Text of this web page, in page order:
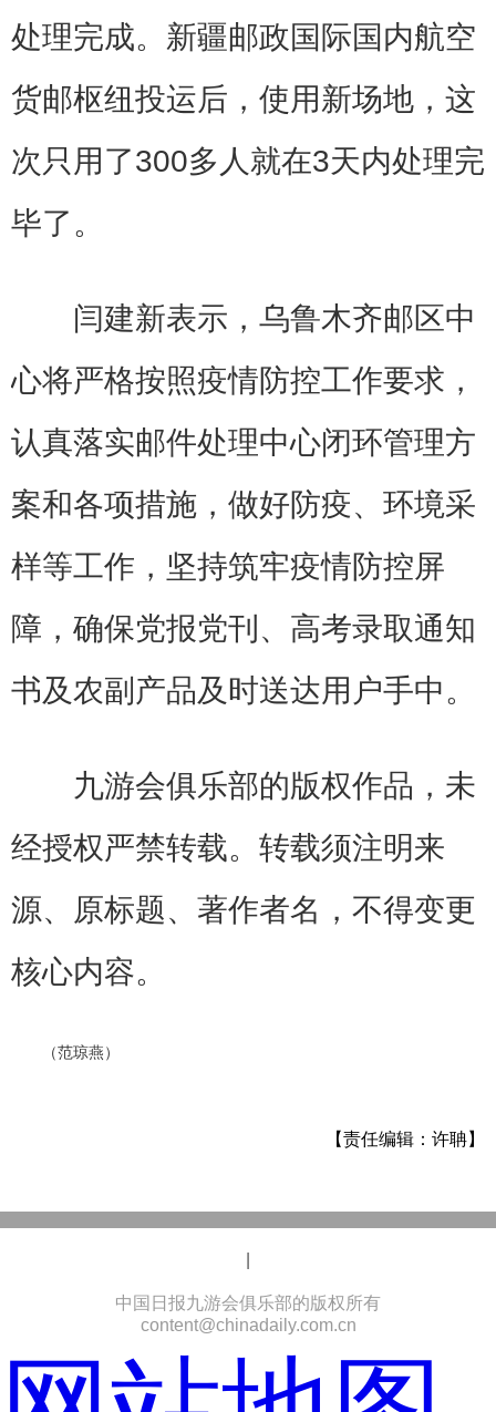
处理完成。新疆邮政国际国内航空
货邮枢纽投运后，使用新场地，这
次只用了300多人就在3天内处理完
毕了。
闫建新表示，乌鲁木齐邮区中
心将严格按照疫情防控工作要求，
认真落实邮件处理中心闭环管理方
案和各项措施，做好防疫、环境采
样等工作，坚持筑牢疫情防控屏
障，确保党报党刊、高考录取通知
书及农副产品及时送达用户手中。
九游会俱乐部的版权作品，未
经授权严禁转载。转载须注明来
源、原标题、著作者名，不得变更
核心内容。
（范琼燕）
【责任编辑：许聃】
中国日报九游会俱乐部的版权所有
content@chinadaily.com.cn